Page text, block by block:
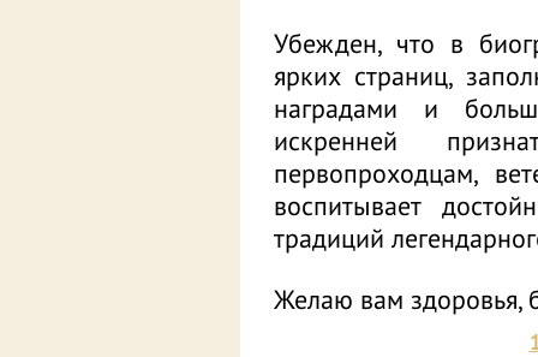
Убежден, что в
ярких страниц,
наградами и
искренней
первопроходцам,
воспитывает
традиций
Желаю вам здоровья,